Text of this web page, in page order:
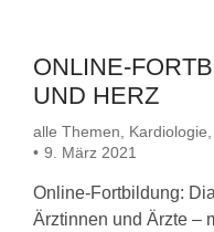
ONLINE-
UND HERZ
alle Themen Kardiologie
9. März 2021
Online-Fortbildung:
Ärztinnen und Ärzte –